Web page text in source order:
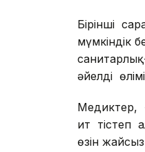
Бірінші
мүмкіндік
әйелдің
Медиктер,
ит тістеп
өзін